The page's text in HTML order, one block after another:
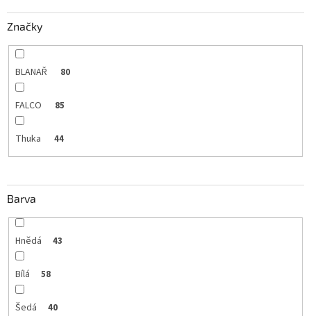
Značky
BLANAŘ 80
FALCO 85
Thuka 44
Barva
Hnědá 43
Bílá 58
Šedá 40